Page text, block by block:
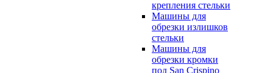
крепления стельки
Машины для
обрезки излишков
стельки
Машины для
обрезки кромки
под San Crispino